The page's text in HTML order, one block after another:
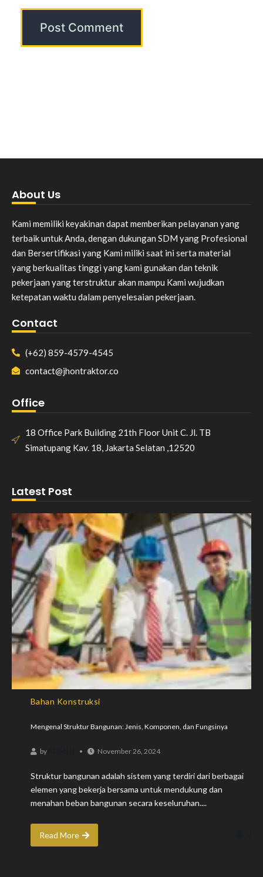
About Us
Kami memiliki keyakinan dapat memberikan pelayanan yang
terbaik untuk Anda, dengan dukungan SDM yang Profesional
dan Bersertifikasi yang Kami miliki saat ini serta material
yang berkualitas tinggi yang kami gunakan dan teknik
pekerjaan yang terstruktur akan mampu Kami wujudkan
ketepatan waktu dalam penyelesaian pekerjaan.
Contact
(+62) 859-4579-4545
contact@jhontraktor.co
Office
18 Office Park Building 21th Floor Unit C. Jl. TB
Simatupang Kav. 18, Jakarta Selatan ,12520
Latest Post
Bahan Konstruksi
Mengenal Struktur Bangunan: Jenis, Komponen, dan Fungsinya
by November 26, 2024
Struktur bangunan adalah sistem yang terdiri dari berbagai
elemen yang bekerja bersama untuk mendukung dan
menahan beban bangunan secara keseluruhan....
Read More